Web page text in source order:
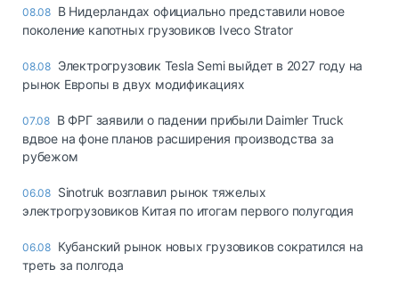
08.08 В Нидерландах официально представили новое
поколение капотных грузовиков Iveco Strator
08.08 Электрогрузовик Tesla Semi выйдет в 2027 году на
рынок Европы в двух модификациях
07.08 В ФРГ заявили о падении прибыли Daimler Truck
вдвое на фоне планов расширения производства за
рубежом
06.08 Sinotruk возглавил рынок тяжелых
электрогрузовиков Китая по итогам первого полугодия
06.08 Кубанский рынок новых грузовиков сократился на
треть за полгода